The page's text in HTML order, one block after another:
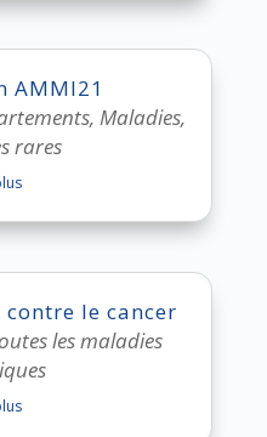
AMMI21
,Maladies,
rares
le cancer
les maladies